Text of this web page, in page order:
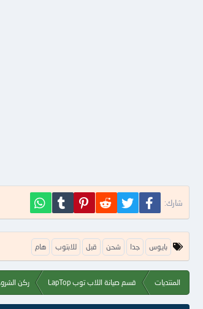
شارك: فيسبوك تويتر Reddit
Pinterest
Tumblr
ا
ل
م
بايوس جدا شحن قبل للابتوب هام
المنتديات قسم صيانة اللاب توب LapTop ركن